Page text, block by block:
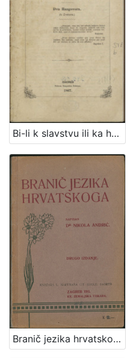
Bi-li k slavstvu ili ka hrvatstvu? : dva razgovora
Branič jezika hrvatskoga / napisao Nikola Andrić